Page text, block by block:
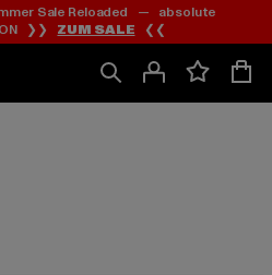
Zum
Inhalt
springen
Zum
Fußzeile
springen
Sale Reloaded — absolute
❯❯ ZUM SALE ❮❮
Zum
Produktraster
springen